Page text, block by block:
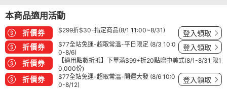
本商品適用活動
折價券 $299折$30-指定商品(8/1 11:00~8/31) 登入領取
折價券
$77全站免運-超取常溫-平日限定 (8/3 10:0
0-8/6)
登入領取
折價券
【適用點數折抵】下單滿$99+折20點贈中美式(8/1-8/31 限1
0,000份)
折價券
$77全站免運-超取常溫-開運大發 (8/6 10:0
0-8/12)
登入領取